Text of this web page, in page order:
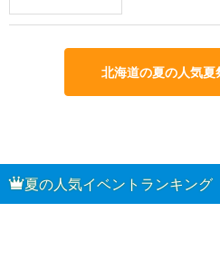
北海道の夏の人気
夏の人気イベントランキング